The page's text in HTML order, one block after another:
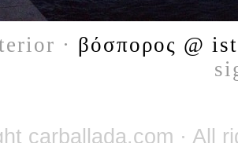
· βόσπορος @
carballada.com · All